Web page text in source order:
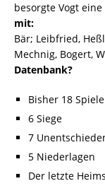
besorgte Vogt
mit:
Bär; Leibfried,
Mechnig, Bogert,
Datenbank?
Bisher 18
6 Siege
7
5 Niederlagen
Der letzte